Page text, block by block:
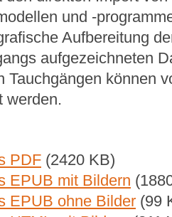
und -
Aufbereitung
aufgezeichneten
Tauchgängen können
werden.
PDF (2420 KB)
EPUB mit Bildern
EPUB ohne Bilder (99